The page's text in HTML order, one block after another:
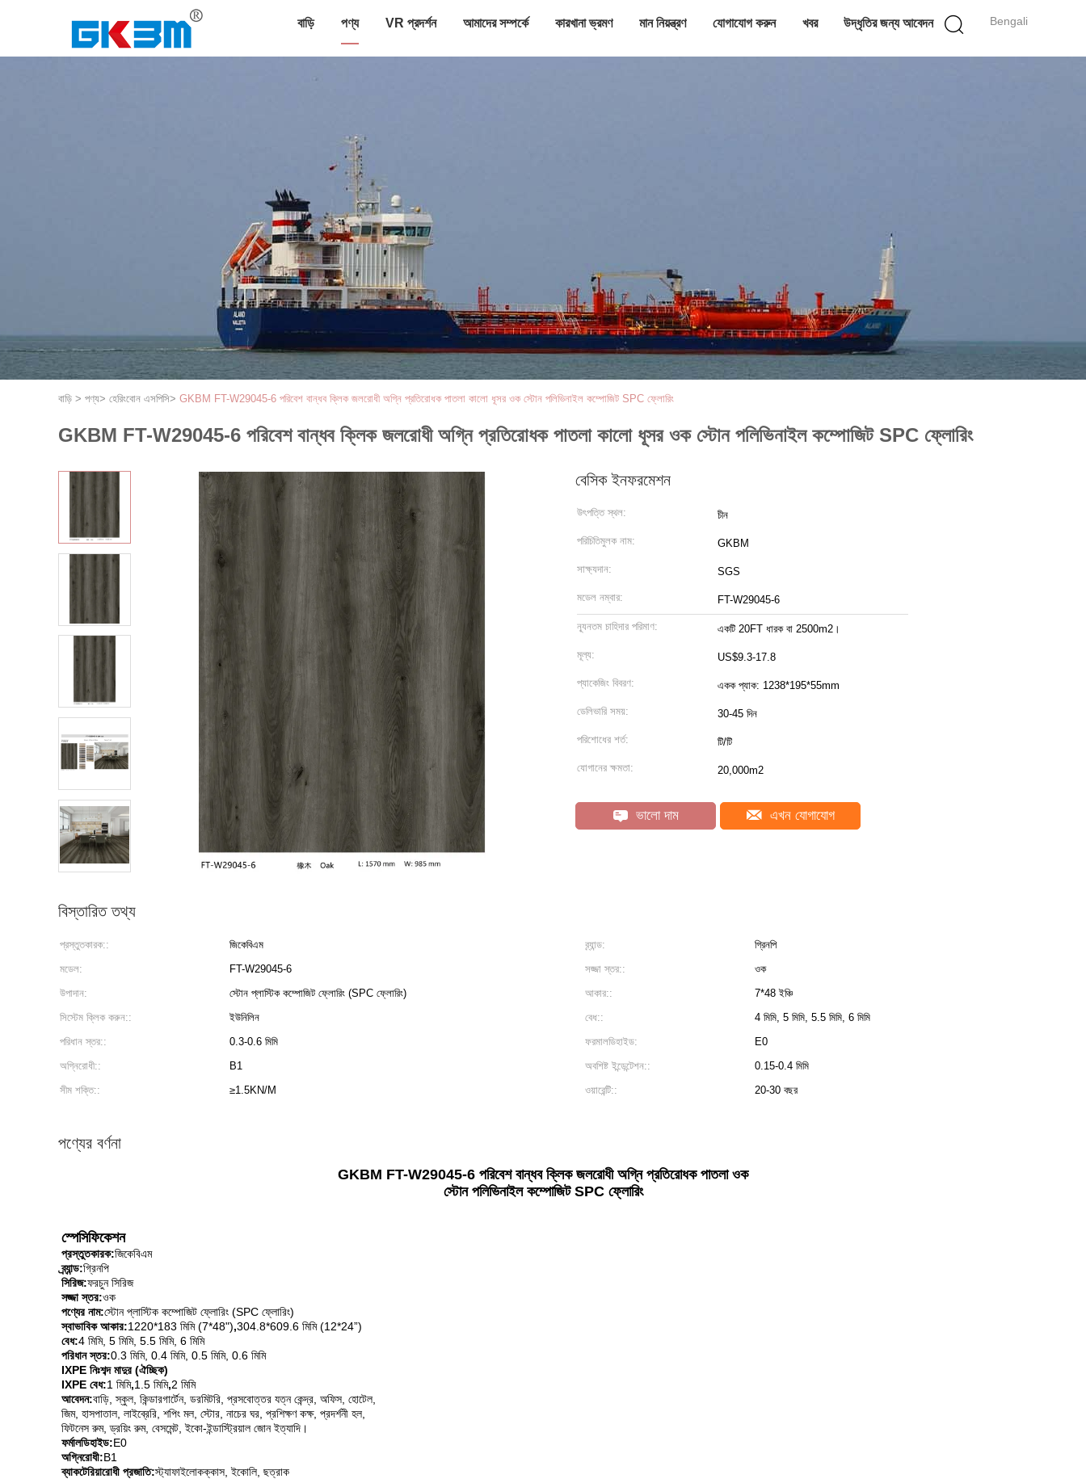
Bengali
বাড়ি পণ্য VR প্রদর্শন আমাদের সম্পর্কে কারখানা ভ্রমণ মান নিয়ন্ত্রণ যোগাযোগ করুন খবর উদ্ধৃতির জন্য আবেদন
বাড়ি > পণ্য> হেরিংবোন এসপিসি> GKBM FT-W29045-6 পরিবেশ বান্ধব ক্লিক জলরোধী অগ্নি প্রতিরোধক পাতলা কালো ধূসর ওক স্টোন পলিভিনাইল কম্পোজিট SPC ফ্লোরিং
GKBM FT-W29045-6 পরিবেশ বান্ধব ক্লিক জলরোধী অগ্নি প্রতিরোধক পাতলা কালো ধূসর ওক স্টোন পলিভিনাইল কম্পোজিট SPC ফ্লোরিং
বেসিক ইনফরমেশন
উৎপত্তি স্থল: চীন
পরিচিতিমুলক নাম: GKBM
সাক্ষ্যদান: SGS
মডেল নম্বার: FT-W29045-6
ন্যূনতম চাহিদার পরিমাণ: একটি 20FT ধারক বা 2500m2।
মূল্য: US$9.3-17.8
প্যাকেজিং বিবরণ: একক প্যাক: 1238*195*55mm
ডেলিভারি সময়: 30-45 দিন
পরিশোধের শর্ত: টি/টি
যোগানের ক্ষমতা: 20,000m2
ভালো দাম এখন যোগাযোগ
বিস্তারিত তথ্য
প্রস্তুতকারক:: জিকেবিএম ব্র্যান্ড:
গ্রিনপি
মডেল:
FT-W29045-6 সজ্জা স্তর::
ওক
উপাদান:
স্টোন প্লাস্টিক কম্পোজিট ফ্লোরিং (SPC ফ্লোরিং) আকার::
7*48 ইঞ্চি
সিস্টেম ক্লিক করুন::
ইউনিলিন বেধ::
4 মিমি, 5 মিমি, 5.5 মিমি, 6 মিমি
পরিধান স্তর::
0.3-0.6 মিমি ফরমালডিহাইড:
E0
অগ্নিরোধী::
B1 অবশিষ্ট ইন্ডেন্টেশন::
0.15-0.4 মিমি
সীম শক্তি::
≥1.5KN/M ওয়ারেন্টি:: 20-30 বছর
পণ্যের বর্ণনা
GKBM FT-W29045-6 পরিবেশ বান্ধব ক্লিক জলরোধী অগ্নি প্রতিরোধক পাতলা ওক
স্টোন পলিভিনাইল কম্পোজিট SPC ফ্লোরিং
স্পেসিফিকেশন
প্রস্তুতকারক:জিকেবিএম
ব্র্যান্ড:গ্রিনপি
সিরিজ:ফরচুন সিরিজ
সজ্জা স্তর:ওক
পণ্যের নাম:স্টোন প্লাস্টিক কম্পোজিট ফ্লোরিং (SPC ফ্লোরিং)
স্বাভাবিক আকার:1220*183 মিমি (7*48"),304.8*609.6 মিমি (12*24”)
বেধ:4 মিমি, 5 মিমি, 5.5 মিমি, 6 মিমি
পরিধান স্তর:0.3 মিমি, 0.4 মিমি, 0.5 মিমি, 0.6 মিমি
IXPE নিঃশব্দ মাদুর (ঐচ্ছিক)
IXPE বেধ:1 মিমি,1.5 মিমি,2 মিমি
আবেদন:বাড়ি, স্কুল, কিন্ডারগার্টেন, ডরমিটরি, প্রসবোত্তর যত্ন কেন্দ্র, অফিস, হোটেল,
জিম, হাসপাতাল, লাইব্রেরি, শপিং মল, স্টোর, নাচের ঘর, প্রশিক্ষণ কক্ষ, প্রদর্শনী হল,
ফিটনেস রুম, ড্রয়িং রুম, বেসমেন্ট, ইকো-ইন্ডাস্ট্রিয়াল জোন ইত্যাদি।
ফর্মালডিহাইড:E0
অগ্নিরোধী:B1
ব্যাকটেরিয়ারোধী প্রজাতি:স্ট্যাফাইলোকক্কাস, ইকোলি, ছত্রাক